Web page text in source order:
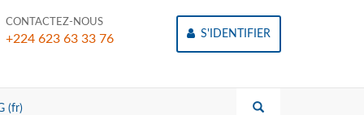
CONTACTEZ-NOUS
+224 623 63 33 76 S'IDENTIFIER
(fr)